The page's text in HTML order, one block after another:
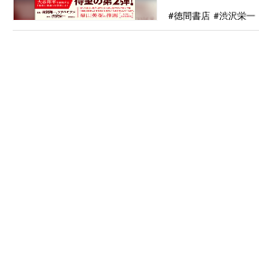
徳間書店
渋沢栄一